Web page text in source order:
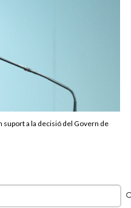
a la decisió del Govern de